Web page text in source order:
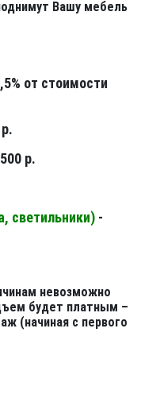
Вашу мебель
от стоимости
р.
светильники) -
невозможно
будет платным –
(начиная с первого